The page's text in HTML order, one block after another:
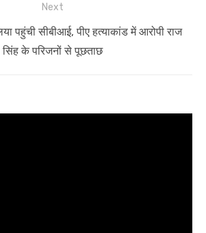
Next
पहुंची सीबीआई, पीए हत्याकांड में आरोपी राज
सिंह के परिजनों से पूछताछ